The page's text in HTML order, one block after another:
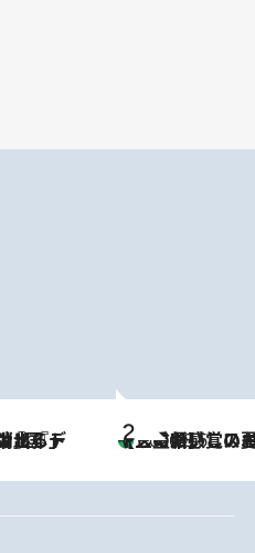
2026.8.6
【三重県】この夏絶対食べたい 冷やしておいしいおやつ3選 お餅×